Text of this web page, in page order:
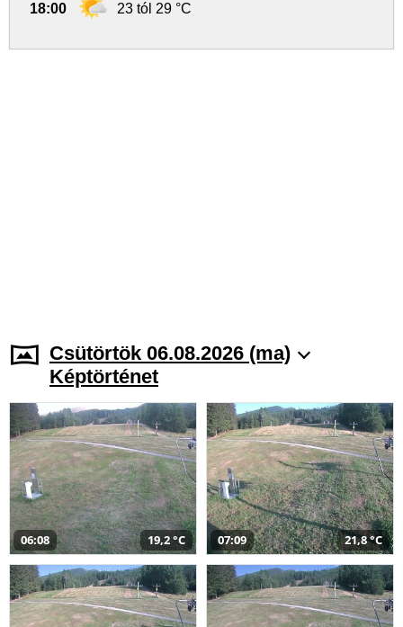
18:00 23 tól 29 °C
Csütörtök 06.08.2026 (ma)
Képtörténet
06:08 19,2 °C 07:09 21,8 °C